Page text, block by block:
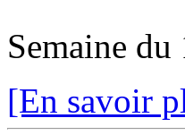
Semaine
[En savoir